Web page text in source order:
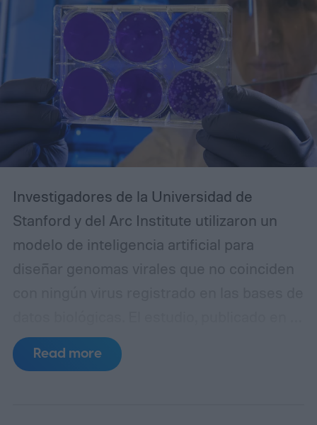
Investigadores de la Universidad de
Stanford y del Arc Institute utilizaron un
modelo de inteligencia artificial para
diseñar genomas virales que no coinciden
revista Science, demostró que 16 de las
secuencias creadas por el sistema
Read more